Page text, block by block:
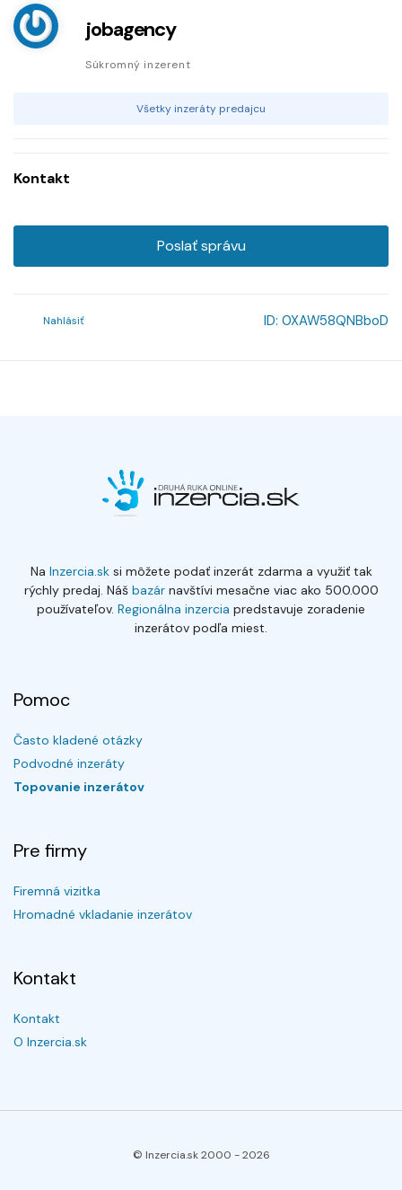
jobagency
Súkromný inzerent
Všetky inzeráty predajcu
Kontakt
Poslať správu
Nahlásiť ID: 0XAW58QNBboD
Na Inzercia.sksi môžete podať inzerát zdarma a využiť tak
rýchly predaj. Náš bazárnavštívi mesačne viac ako 500.000
používateľov. Regionálna inzercia predstavuje zoradenie
inzerátov podľa miest.
Pomoc
Často kladené otázky
Podvodné inzeráty
Topovanie inzerátov
Pre firmy
Firemná vizitka
Hromadné vkladanie inzerátov
Kontakt
Kontakt
O Inzercia.sk
© Inzercia.sk 2000 -2026